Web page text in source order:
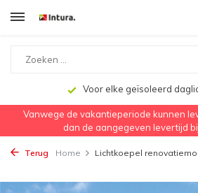
Voor elke geïsoleerd
Vanwege de vakantieperiode kunnen
dan de aangegeven levertijd
Terug Home Lichtkoepel